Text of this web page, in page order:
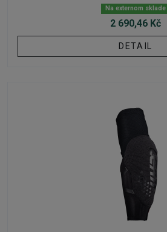
Na externom sklade
2 690,46 Kč
DETAIL